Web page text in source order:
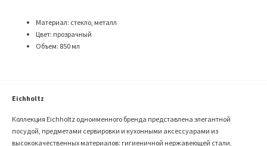
Материал: стекло, металл
Цвет: прозрачный
Объем: 850 мл
Eichholtz
Коллекция Eichholtz одноименного бренда представлена элегантной
посудой, предметами сервировки и кухонными аксессуарами из
высококачественных материалов: гигиеничной нержавеющей стали,